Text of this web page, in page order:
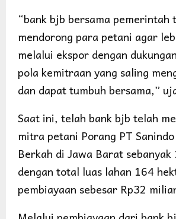
“bank bjb bersama pemerintah
mendorong para petani agar
melalui ekspor dengan
pola kemitraan yang saling
dan dapat tumbuh bersama,”
Saat ini, telah bank bjb telah
mitra petani Porang PT
Berkah di Jawa Barat
dengan total luas lahan 164
pembiayaan sebesar Rp32